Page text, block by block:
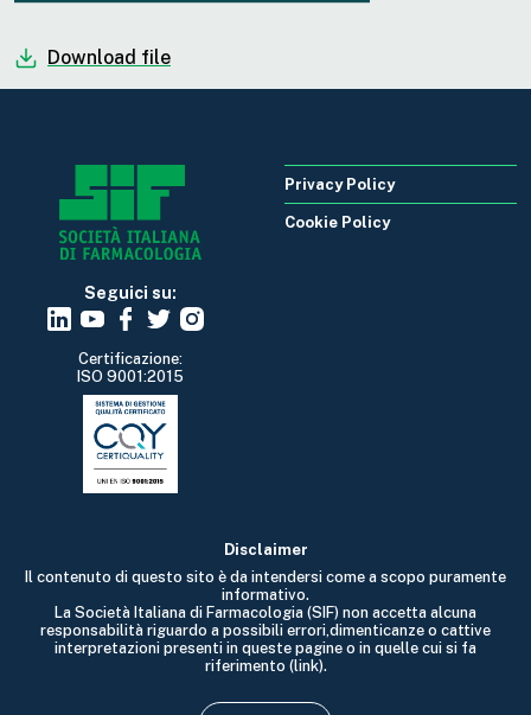
Download file
Seguici su:
Certificazione:
ISO 9001:2015
Disclaimer
Il contenuto di questo sito è da intendersi come a scopo puramente
informativo.
La Società Italiana di Farmacologia (SIF) non accetta alcuna
responsabilità riguardo a possibili errori,dimenticanze o cattive
interpretazioni presenti in queste pagine o in quelle cui si fa
riferimento (link).
Privacy Policy
Cookie Policy